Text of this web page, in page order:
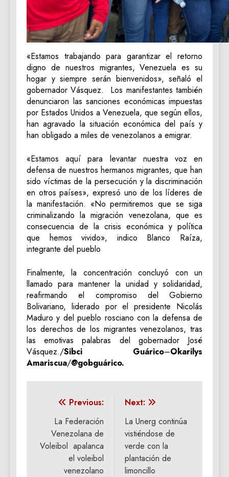
«Estamos trabajando para garantizar el retorno
digno de nuestros migrantes, Venezuela es su
hogar y siempre serán bienvenidos», señaló el
gobernador Vásquez. Los manifestantes también
denunciaron las sanciones económicas impuestas
por Estados Unidos a Venezuela, que según ellos,
han agravado la situación económica del país y
han obligado a miles de venezolanos a emigrar.
«Estamos aquí para levantar nuestra voz en
defensa de nuestros hermanos migrantes, que han
sido víctimas de la persecución y la discriminación
en otros países», expresó uno de los líderes de
la manifestación. «No permitiremos que se siga
criminalizando la migración venezolana, que es
consecuencia de la crisis económica y política
que hemos vivido», indico Blanco Raíza,
integrante del pueblo
Finalmente, la concentración concluyó con un
llamado para mantener la unidad y solidaridad,
reafirmando el compromiso del Gobierno
Bolivariano, liderado por el presidente Nicolás
Maduro y del pueblo rosciano con la defensa de
los derechos de los migrantes venezolanos, tras
las emotivas palabras del gobernador José
Vásquez./Sibci Guárico–Okarilys
Amariscua/@gobguárico.
Navegación
entradas
Previous:
La Federación
Venezolana de
Voleibol apalanca
el voleibol
venezolano
Next:
La Unerg continúa
vistiéndose de
verde con la
plantación de
limoncillo